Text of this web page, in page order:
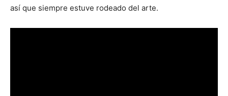
así que siempre estuve rodeado del arte.